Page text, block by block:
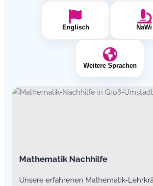
Englisch NaWi
Weitere Sprachen
Mathematik Nachhilfe
Unsere erfahrenen Mathematik-